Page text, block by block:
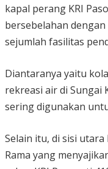
kapal perang KRI
bersebelahan
sejumlah fasilitas
Diantaranya yaitu
rekreasi air di Sungai
sering digunakan
Selain itu, di sisi
Rama yang